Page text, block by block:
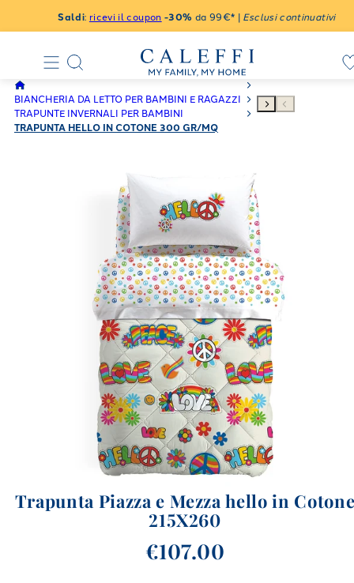
Saldi: ricevi il coupon -30% da 99€* | Esclusi continuativi
BIANCHERIA DA LETTO PER BAMBINI E RAGAZZI
TRAPUNTE INVERNALI PER BAMBINI
TRAPUNTA HELLO IN COTONE 300 GR/MQ
Trapunta Piazza e Mezza hello in
215X260
€107.00